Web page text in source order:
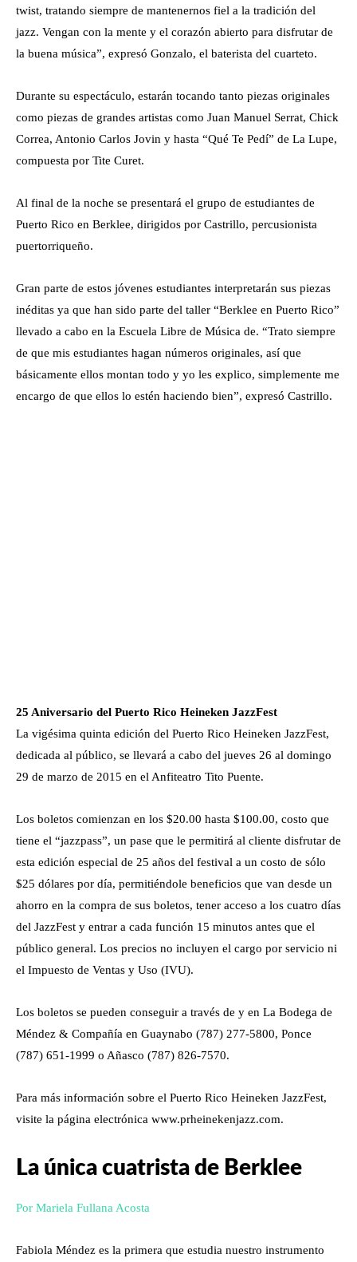
twist, tratando siempre de mantenernos fiel a la tradición del
jazz. Vengan con la mente y el corazón abierto para disfrutar de
la buena música”, expresó Gonzalo, el baterista del cuarteto.
Durante su espectáculo, estarán tocando tanto piezas originales
como piezas de grandes artistas como Juan Manuel Serrat, Chick
Correa, Antonio Carlos Jovin y hasta “Qué Te Pedí” de La Lupe,
compuesta por Tite Curet.
Al final de la noche se presentará el grupo de estudiantes de
Puerto Rico en Berklee, dirigidos por Castrillo, percusionista
puertorriqueño.
Gran parte de estos jóvenes estudiantes interpretarán sus piezas
inéditas ya que han sido parte del taller “Berklee en Puerto Rico”
llevado a cabo en la Escuela Libre de Música de. “Trato siempre
de que mis estudiantes hagan números originales, así que
básicamente ellos montan todo y yo les explico, simplemente me
encargo de que ellos lo estén haciendo bien”, expresó Castrillo.
25 Aniversario del Puerto Rico Heineken JazzFest
La vigésima quinta edición del Puerto Rico Heineken JazzFest,
dedicada al público, se llevará a cabo del jueves 26 al domingo
29 de marzo de 2015 en el Anfiteatro Tito Puente.
Los boletos comienzan en los $20.00 hasta $100.00, costo que
tiene el “jazzpass”, un pase que le permitirá al cliente disfrutar de
esta edición especial de 25 años del festival a un costo de sólo
$25 dólares por día, permitiéndole beneficios que van desde un
ahorro en la compra de sus boletos, tener acceso a los cuatro días
del JazzFest y entrar a cada función 15 minutos antes que el
público general. Los precios no incluyen el cargo por servicio ni
el Impuesto de Ventas y Uso (IVU).
Los boletos se pueden conseguir a través de y en La Bodega de
Méndez & Compañía en Guaynabo (787) 277-5800, Ponce
(787) 651-1999 o Añasco (787) 826-7570.
Para más información sobre el Puerto Rico Heineken JazzFest,
visite la página electrónica www.prheinekenjazz.com.
La única cuatrista de Berklee
Por Mariela Fullana Acosta
Fabiola Méndez es la primera que estudia nuestro instrumento